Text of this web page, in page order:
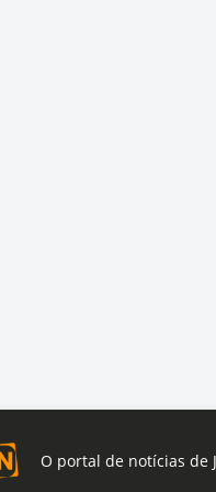
O portal de notícias de